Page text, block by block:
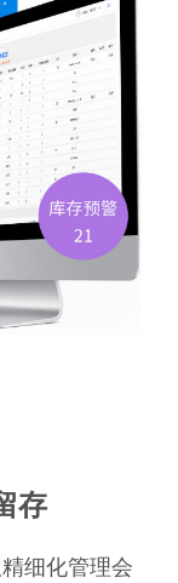
存
细化管理会